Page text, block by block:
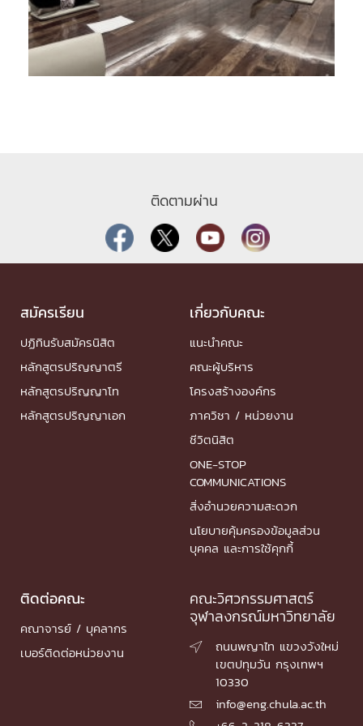
ติดตามผ่าน
สมัครเรียน
ปฏิทินรับสมัครนิสิต
หลักสูตรปริญญาตรี
หลักสูตรปริญญาโท
หลักสูตรปริญญาเอก
เกี่ยวกับคณะ
แนะนำคณะ
คณะผู้บริหาร
โครงสร้างองค์กร
ภาควิชา / หน่วยงาน
ชีวิตนิสิต
ONE-STOP
COMMUNICATIONS
สิ่งอำนวยความสะดวก
นโยบายคุ้มครองข้อมูลส่วน
บุคคล และการใช้คุกกี้
ติดต่อคณะ
คณาจารย์ / บุคลากร
เบอร์ติดต่อหน่วยงาน
คณะวิศวกรรมศาสตร์
จุฬาลงกรณ์มหาวิทยาลัย

ถนนพญาไท แขวงวังใหม่
เขตปทุมวัน กรุงเทพฯ
10330
 info@eng.chula.ac.th